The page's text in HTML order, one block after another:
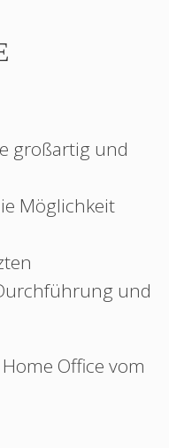
großartig und
Möglichkeit
und
Office vom